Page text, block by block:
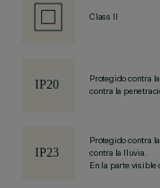
Class II
Protegido contra
contra la
Protegido contra
contra la lluvia.
En la parte